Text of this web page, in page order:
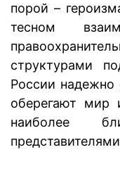
порой –
тесном
структурами
России надежно
оберегают мир
наиболее